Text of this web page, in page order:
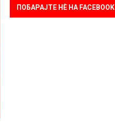
ПОБАРАЈТЕ НÈ НА FACEBOOK